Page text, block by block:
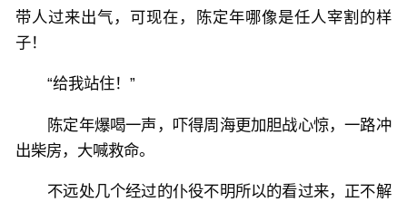
带人过来出气，可现在，陈定年哪像是任人宰割的样
子！
“给我站住！”
陈定年爆喝一声，吓得周海更加胆战心惊，一路冲
出柴房，大喊救命。
不远处几个经过的仆役不明所以的看过来，正不解